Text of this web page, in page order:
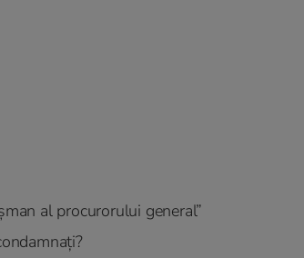
al procurorului general”